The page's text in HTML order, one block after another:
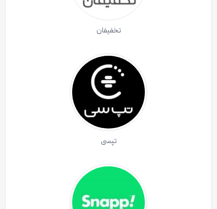
تخفیفان
تپسی